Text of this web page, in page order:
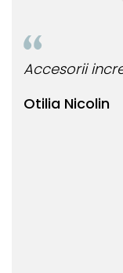
Otilia Nicolin
Accesorii